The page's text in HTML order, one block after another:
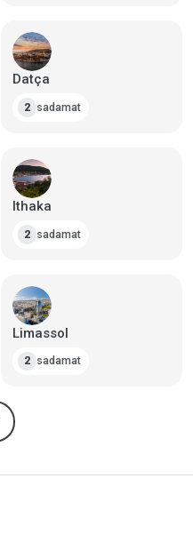
Datça
2 sadamat
Ithaka
2 sadamat
Limassol
2 sadamat